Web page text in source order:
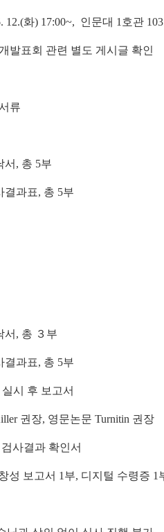
12.(화) 17:00~, 인문대 1호관
발표회 관련 별도 게시글 확인
류
, 총 5부
과표, 총 5부
서, 총 ３부
결과표, 총 5부
시 후 보고서
권장, 영문논문 Turnitin 권장
사결과 확인서
성 보고서 1부, 디지털 수령증 1